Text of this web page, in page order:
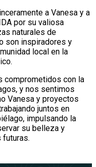
a Vanesa y a
por su valiosa
naturales de
son inspiradores y
local en la
comprometidos con la
y nos sentimos
Vanesa y proyectos
juntos en
impulsando la
su belleza y
futuras.